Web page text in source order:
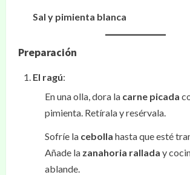
Sal y pimienta blanca
Preparación
El ragú:
En una olla, dora la carne picada
pimienta. Retírala y resérvala.
Sofríe la cebolla hasta que esté
Añade la zanahoria rallada y
ablande.